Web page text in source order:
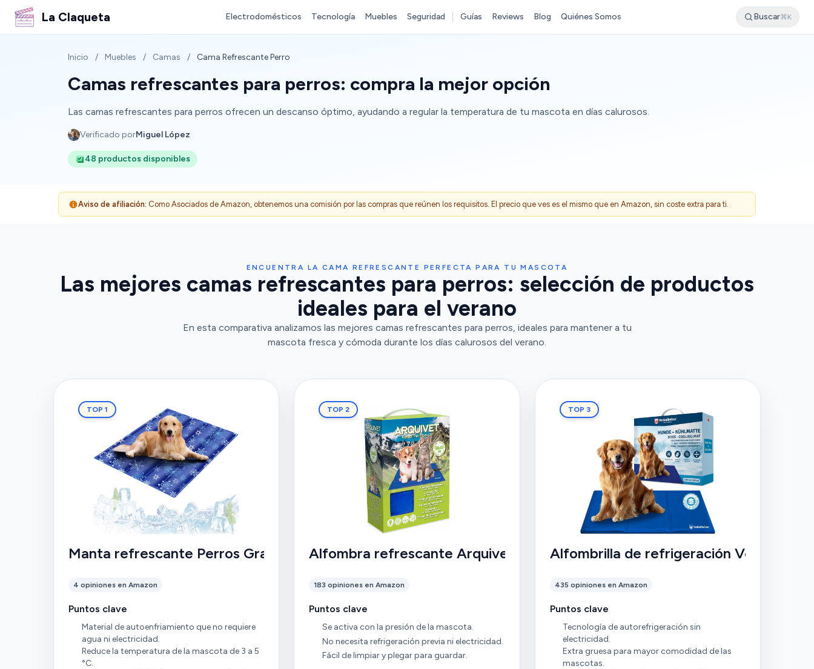
La Claqueta Electrodomésticos Tecnología Muebles Seguridad Guías Reviews Blog Quiénes Somos Buscar⌘K
Inicio / Muebles / Camas / Cama Refrescante Perro
Camas refrescantes para perros: compra la mejor opción
Las camas refrescantes para perros ofrecen un descanso óptimo, ayudando a regular la temperatura de tu mascota en días calurosos.
Verificado porMiguel López
48 productos disponibles
Aviso de afiliación: Como Asociados de Amazon, obtenemos una comisión por las compras que reúnen los requisitos. El precio que ves es el mismo que en Amazon, sin coste extra para ti.
ENCUENTRA LA CAMA REFRESCANTE PERFECTA PARA TU MASCOTA
Las mejores camas refrescantes para perros: selección de productos
ideales para el verano
En esta comparativa analizamos las mejores camas refrescantes para perros, ideales para mantener a tu
mascota fresca y cómoda durante los días calurosos del verano.
TOP 1
Manta refrescante Perros Grandes
4 opiniones en Amazon
Puntos clave
Material de autoenfriamiento que no requiere
agua ni electricidad.
Reduce la temperatura de la mascota de 3 a 5
°C.
TOP 2
Alfombra refrescante Arquivet
183 opiniones en Amazon
Puntos clave
Se activa con la presión de la mascota.
No necesita refrigeración previa ni electricidad.
Fácil de limpiar y plegar para guardar.
TOP 3
Alfombrilla de refrigeración
435 opiniones en Amazon
Puntos clave
Tecnología de autorefrigeración sin
electricidad.
Extra gruesa para mayor comodidad de las
mascotas.